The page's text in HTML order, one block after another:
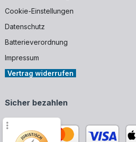
Cookie-Einstellungen
Datenschutz
Batterieverordnung
Impressum
Vertrag widerrufen
Sicher bezahlen